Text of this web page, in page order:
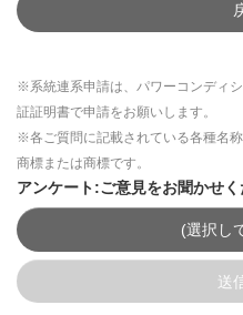
※系統連系申請は、パワーコンディ
証証明書で申請をお願いします。
※各ご質問に記載されている各種名
商標または商標です。
アンケート:ご意見をお聞かせ
(選択し
送